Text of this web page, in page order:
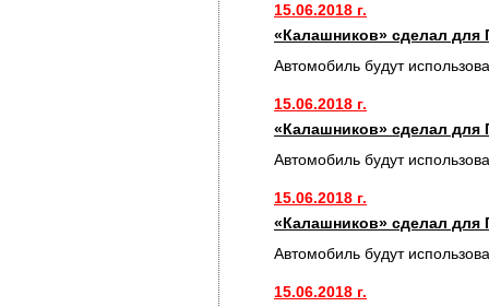
15.06.2018 г.
«Калашников» сделал для
Автомобиль будут
15.06.2018 г.
«Калашников» сделал для
Автомобиль будут
15.06.2018 г.
«Калашников» сделал для
Автомобиль будут
15.06.2018 г.